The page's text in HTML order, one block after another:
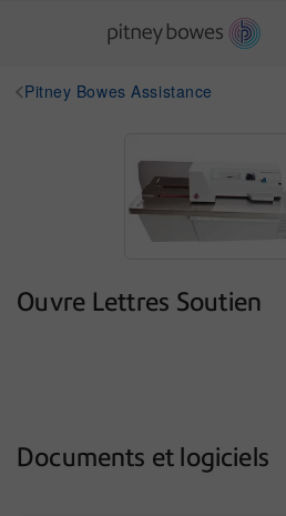
Pitney Bowes Assistance
Ouvre Lettres Soutien
Documents et logiciels